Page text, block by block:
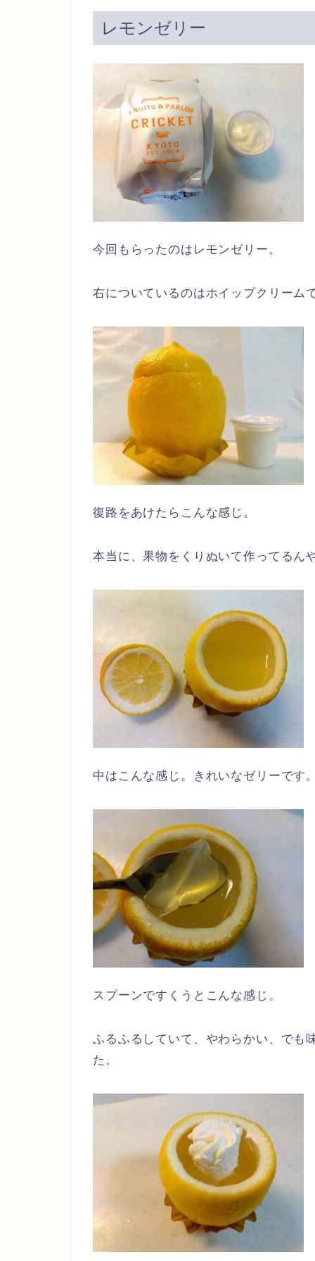
レモンゼリー
今回もらったのはレモンゼリー。
右についているのはホイップクリーム
復路をあけたらこんな感じ。
本当に、果物をくりぬいて作ってるん
中はこんな感じ。きれいなゼリーです
スプーンですくうとこんな感じ。
ふるふるしていて、やわらかい、でも
た。